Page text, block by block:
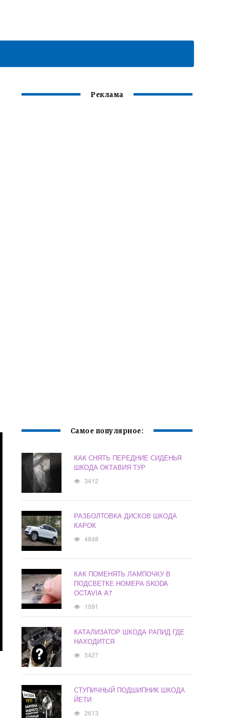
Реклама
Самое популярное:
КАК СНЯТЬ ПЕРЕДНИЕ СИДЕНЬЯ
ШКОДА ОКТАВИЯ ТУР
3412
РАЗБОЛТОВКА ДИСКОВ ШКОДА
КАРОК
4848
КАК ПОМЕНЯТЬ ЛАМПОЧКУ В
ПОДСВЕТКЕ НОМЕРА SKODA
OCTAVIA A7
1091
КАТАЛИЗАТОР ШКОДА РАПИД ГДЕ
НАХОДИТСЯ
5427
СТУПИЧНЫЙ ПОДШИПНИК ШКОДА
ЙЕТИ
2613